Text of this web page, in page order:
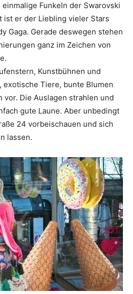
Funkeln der Swarovski
ist er der Liebling vieler Stars
Gaga. Gerade deswegen stehen
ganz im Zeichen von
Kunstbühnen und
exotische Tiere, bunte Blumen
vor. Die Auslagen strahlen und
gute Laune. Aber unbedingt
24 vorbeischauen und sich
lassen.